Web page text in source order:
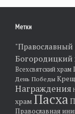
Метки
"Православный
Богородицкий
Всехсвятский храм
День Победы
Награждения
храм Пасха
Православная